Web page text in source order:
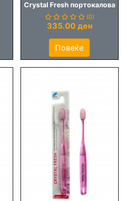
Crystal Fresh портокалова
(0)
335.00 ден
Повеќе